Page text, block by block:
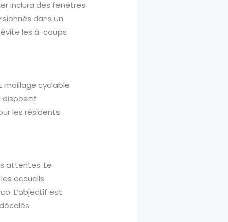
inclura des fenêtres
dans un
les à-coups
maillage cyclable
dispositif
les résidents
attentes. Le
accueils
L’objectif est